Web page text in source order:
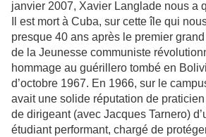
janvier 2007, Xavier Langlade nous a
Il est mort à Cuba, sur cette île qui
presque 40 ans après le premier
de la Jeunesse communiste
hommage au guérillero tombé en
d’octobre 1967. En 1966, sur le
avait une solide réputation de
de dirigeant (avec Jacques Tarnero)
étudiant performant, chargé de